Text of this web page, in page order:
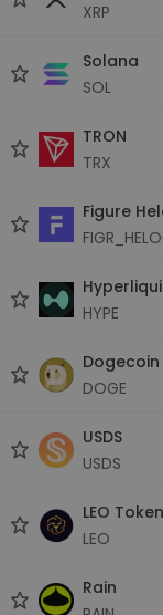
XRP
Solana
SOL
TRON
TRX
Figure
HYPE
Dogecoin
DOGE
USDS
USDS
LEO Token
LEO
Rain